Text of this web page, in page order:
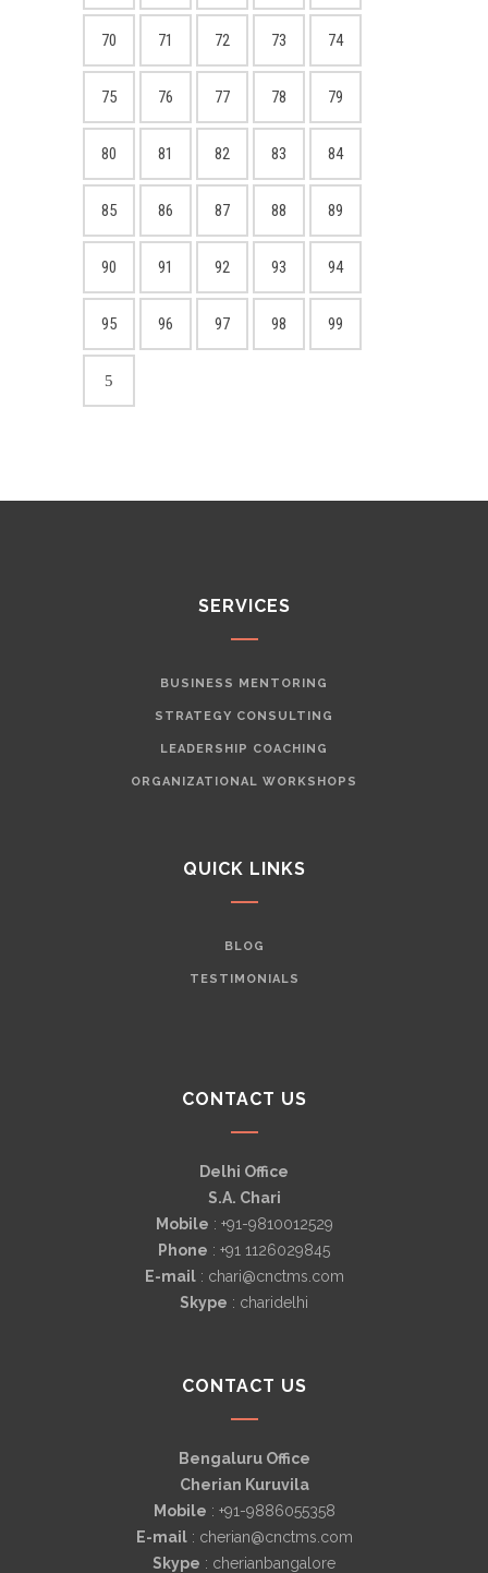
70 71 72 73 74
75 76 77 78 79
80 81 82 83 84
85 86 87 88 89
90 91 92 93 94
95 96 97 98 99
SERVICES
BUSINESS MENTORING
STRATEGY CONSULTING
LEADERSHIP COACHING
ORGANIZATIONAL WORKSHOPS
QUICK LINKS
BLOG
TESTIMONIALS
CONTACT US
Delhi Office
S.A. Chari
Mobile : +91-9810012529
Phone : +91 1126029845
E-mail: chari@cnctms.com
Skype : charidelhi
CONTACT US
Bengaluru Office
Cherian Kuruvila
Mobile : +91-9886055358
E-mail: cherian@cnctms.com
Skype : cherianbangalore